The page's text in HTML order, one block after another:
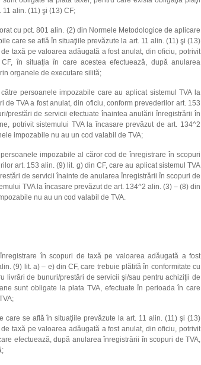
alin. (11) şi (13) CF;
cu pct. 801 alin. (2) din Normele Metodologice de aplicare
care se află în situaţiile prevăzute la art. 11 alin. (11) şi (13)
taxă pe valoarea adăugată a fost anulat, din oficiu, potrivit
în situaţia în care acestea efectuează, după anularea
organele de executare silită;
persoanele impozabile care au aplicat sistemul TVA la
TVA a fost anulat, din oficiu, conform prevederilor art. 153
prestări de servicii efectuate înaintea anulării înregistrării în
potrivit sistemului TVA la încasare prevăzut de art. 134^2
impozabile nu au un cod valabil de TVA;
impozabile al căror cod de înregistrare în scopuri
art. 153 alin. (9) lit. g) din CF, care au aplicat sistemul TVA
de servicii înainte de anularea înregistrării în scopuri de
TVA la încasare prevăzut de art. 134^2 alin. (3) – (8) din
nu au un cod valabil de TVA.
în scopuri de taxă pe valoarea adăugată a fost
(9) lit. a) – e) din CF, care trebuie plătită în conformitate cu
livrări de bunuri/prestări de servicii şi/sau pentru achiziţii de
sunt obligate la plata TVA, efectuate în perioada în care
care se află în situaţiile prevăzute la art. 11 alin. (11) şi (13)
taxă pe valoarea adăugată a fost anulat, din oficiu, potrivit
efectuează, după anularea înregistrării în scopuri de TVA,